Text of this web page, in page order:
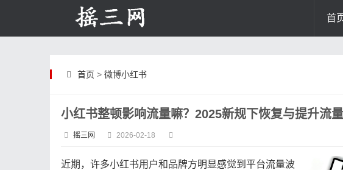
首
首页 > 微博小红书
小红书整顿影响流量嘛？2025新规下恢复与提升流
摇三网 2026-02-18
近期，许多小红书用户和品牌方明显感觉到平台流量波